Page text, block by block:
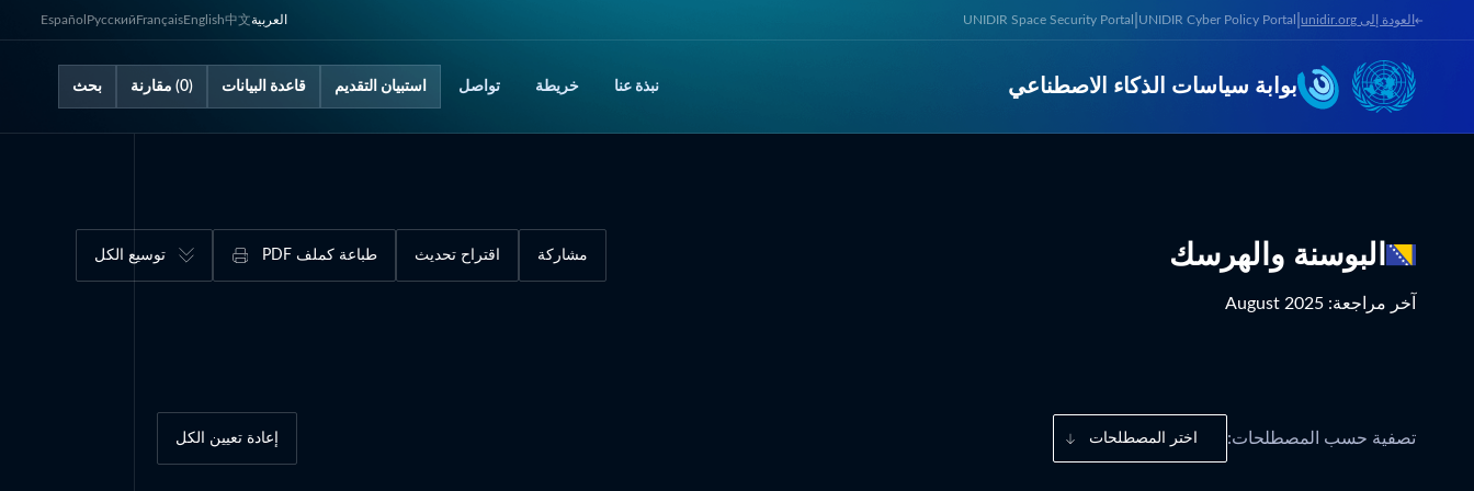
العودة إلى unidir.org |
UNIDIR Cyber Policy Portal
UNIDIR Space Security Portal العربية中文
English
Français
Русский
Español
بوابة سياسات الذكاء الاصطناعي نبذة عنا خريطة تواصل استبيان التقديم قاعدة البيانات (0) مقارنة بحث
البوسنة والهرسك
آخر مراجعة:
August 2025
مشاركة اقتراح تحديث طباعة كملف PDF توسيع الكل
تصفية حسب المصطلحات: اختر المصطلحات إعادة تعيين الكل